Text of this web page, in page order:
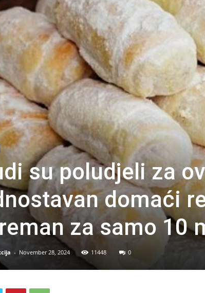
su poludjeli za
domaći
za samo 10
- November 28, 2024 11448 0